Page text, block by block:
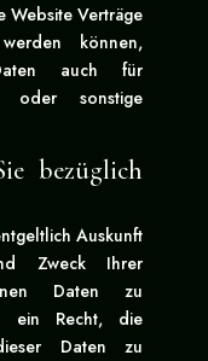
Website Verträge
können,
auch für
oder sonstige
bezüglich
Auskunft
Zweck Ihrer
Daten zu
ein Recht, die
Daten zu